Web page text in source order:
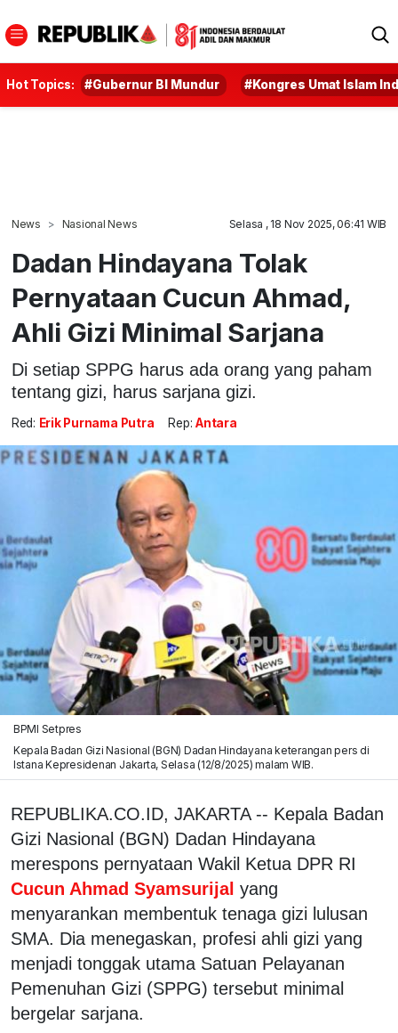
Hot Topics: #Gubernur BI Mundur #Kongres Umat Islam
News Nasional News Selasa , 18 Nov 2025, 06:41 WIB
Dadan Hindayana Tolak
Pernyataan Cucun Ahmad,
Ahli Gizi Minimal Sarjana
Di setiap SPPG harus ada orang yang paham
tentang gizi, harus sarjana gizi.
Red: Erik Purnama Putra Rep: Antara
BPMI Setpres
Kepala Badan Gizi Nasional (BGN) Dadan Hindayana keterangan pers di
Istana Kepresidenan Jakarta, Selasa (12/8/2025) malam WIB.
REPUBLIKA.CO.ID, JAKARTA -- Kepala Badan
Gizi Nasional (BGN) Dadan Hindayana
merespons pernyataan Wakil Ketua DPR RI
Cucun Ahmad Syamsurijal yang
menyarankan membentuk tenaga gizi lulusan
SMA. Dia menegaskan, profesi ahli gizi yang
menjadi tonggak utama Satuan Pelayanan
Pemenuhan Gizi (SPPG) tersebut minimal
bergelar sarjana.